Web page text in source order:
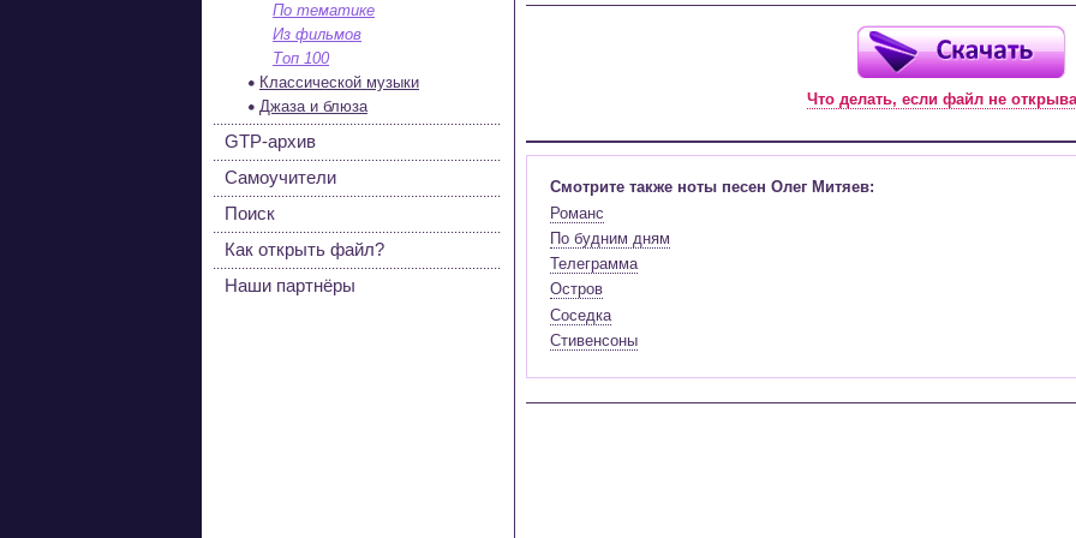
Что делать, если файл не
Смотрите также ноты песен Олег Митяев:
Романс
По будним дням
Телеграмма
Остров
Соседка
Стивенсоны
По тематике
Из фильмов
Топ 100
Классической музыки
Джаза и блюза
GTP-архив
Самоучители
Поиск
Как открыть файл?
Наши партнёры